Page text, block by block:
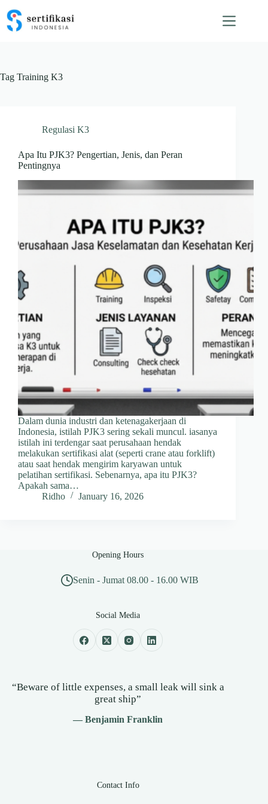
content
Tag Training K3
Regulasi K3
Apa Itu PJK3? Pengertian, Jenis, dan Peran
Pentingnya
Dalam dunia industri dan ketenagakerjaan di
Indonesia, istilah PJK3 sering sekali muncul. iasanya
istilah ini terdengar saat perusahaan hendak
melakukan sertifikasi alat (seperti crane atau forklift)
atau saat hendak mengirim karyawan untuk
pelatihan sertifikasi. Sebenarnya, apa itu PJK3?
Apakah sama…
Ridho
January 16, 2026
Opening Hours
Senin - Jumat 08.00 - 16.00 WIB
Social Media
“Beware of little expenses, a small leak will sink a
great ship”
— Benjamin Franklin
Contact Info